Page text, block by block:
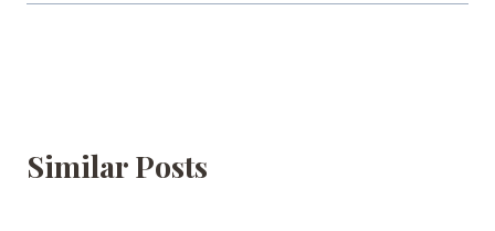
Similar Posts